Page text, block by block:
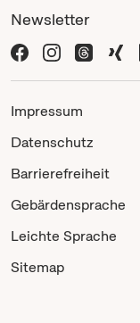
Newsletter
Impressum
Datenschutz
Barrierefreiheit
Gebärdensprache
Leichte Sprache
Sitemap